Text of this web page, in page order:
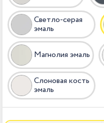
Светло-серая
эмаль
Магнолия эмаль
Слоновая кость
эмаль